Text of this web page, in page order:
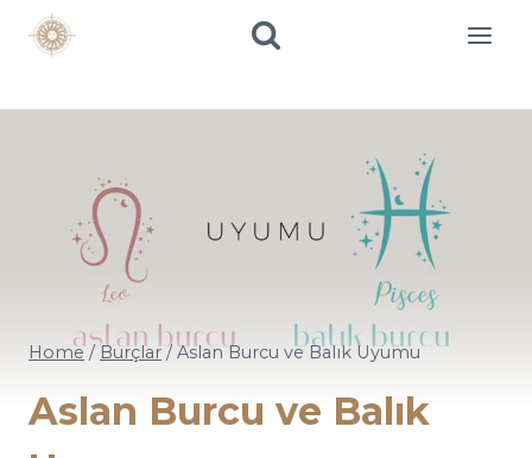
Skip
Home / Burçlar / Aslan Burcu ve Balık Uyumu
Aslan Burcu ve Balık